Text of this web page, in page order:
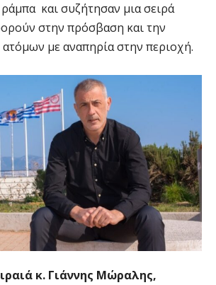
και συζήτησαν μια σειρά
στην πρόσβαση και την
με αναπηρία στην περιοχή.
κ. Γιάννης Μώραλης,